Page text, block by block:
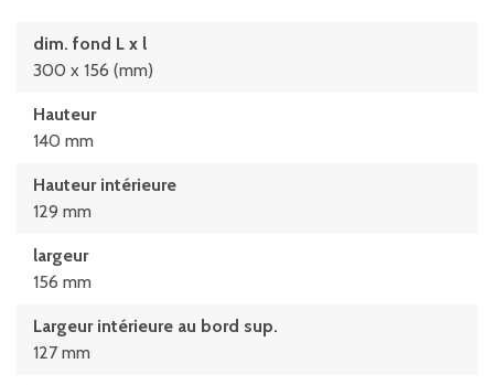
dim. fond L x l
300 x 156 (mm)
Hauteur
140 mm
Hauteur intérieure
129 mm
largeur
156 mm
Largeur intérieure au bord sup.
127 mm